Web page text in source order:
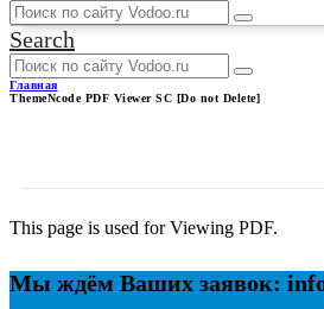
Search
Главная
ThemeNcode PDF Viewer SC [Do not Delete]
This page is used for Viewing PDF.
Мы ждём Ваших заявок: